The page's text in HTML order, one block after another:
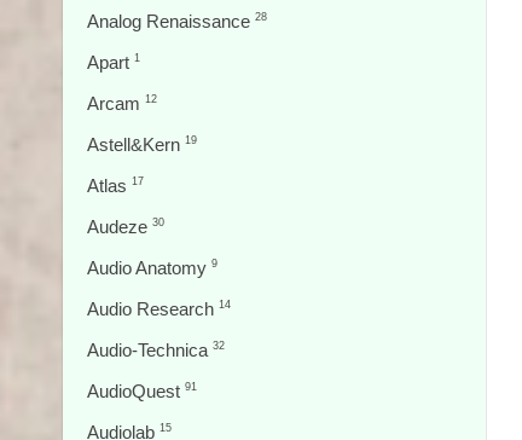
Analog Renaissance 28
Apart 1
Arcam 12
Astell&Kern 19
Atlas 17
Audeze 30
Audio Anatomy 9
Audio Research 14
Audio-Technica 32
AudioQuest 91
Audiolab 15